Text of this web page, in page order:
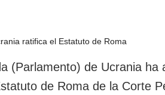
servicios
protección de datos
personales
(Parlamento) de Ucrania ha
de Roma de la Corte